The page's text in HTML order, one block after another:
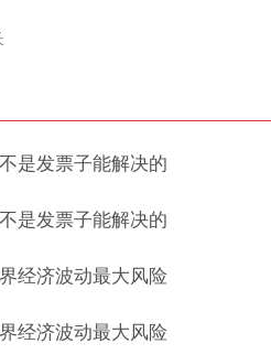
是发票子能解决的
是发票子能解决的
经济波动最大风险
经济波动最大风险